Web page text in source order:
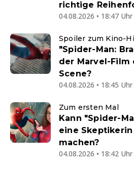
richtige
04.08.2026 • 18:47 Uhr
Spoiler zum Kino-
"Spider-Man:
der Marvel-Film
Scene?
04.08.2026 • 18:45 Uhr
Zum ersten Mal
Kann "Spider-
eine
machen?
04.08.2026 • 18:42 Uhr